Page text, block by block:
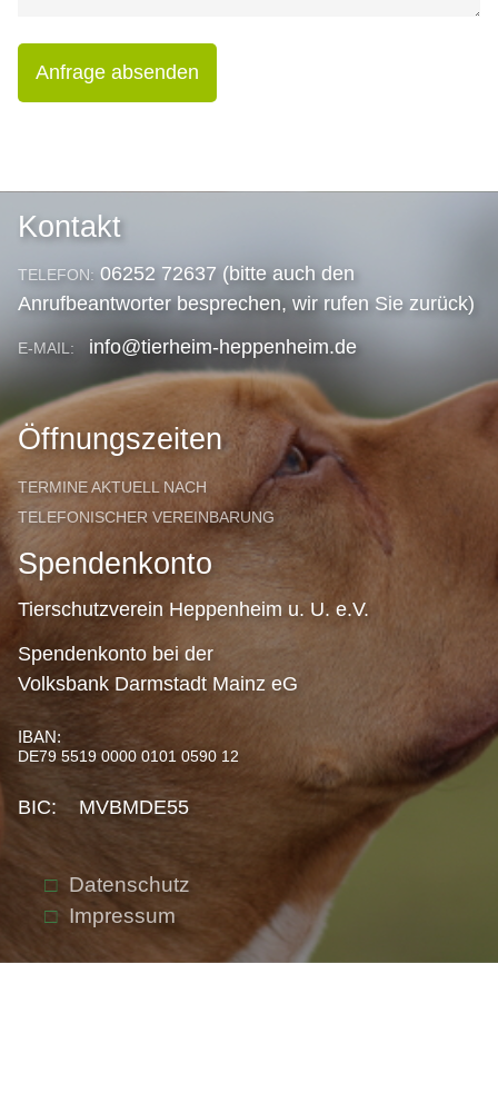
Anfrage absenden
Kontakt
TELEFON: 06252 72637 (bitte auch den
Anrufbeantworter besprechen, wir rufen Sie zurück)
E-MAIL: info@tierheim-heppenheim.de
Öffnungszeiten
TERMINE AKTUELL NACH
TELEFONISCHER VEREINBARUNG
Spendenkonto
Tierschutzverein Heppenheim u. U. e.V.
Spendenkonto bei der
Volksbank Darmstadt Mainz eG
IBAN:
DE79 5519 0000 0101 0590 12
BIC: MVBMDE55
Datenschutz
Impressum